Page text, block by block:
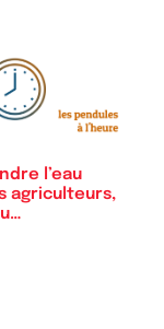
l’eau
agriculteurs,